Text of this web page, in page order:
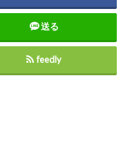
送る
feedly